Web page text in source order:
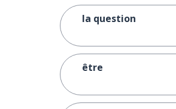
la question
être